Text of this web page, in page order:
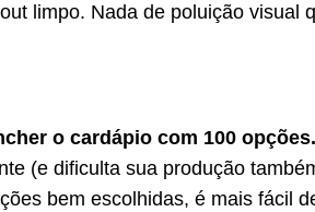
limpo. Nada de poluição visual
o cardápio com 100 opções.
(e dificulta sua produção
bem escolhidas, é mais fácil